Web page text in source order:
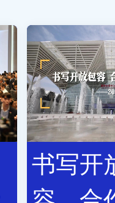
书写开